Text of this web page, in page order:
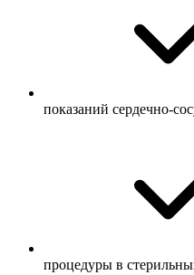
показаний сердечно-
процедуры в